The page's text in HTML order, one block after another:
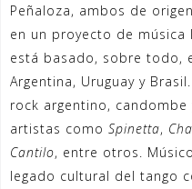
Peñaloza, ambos de
en un proyecto de
está basado, sobre todo,
Argentina, Uruguay y
rock argentino,
artistas como Spinetta,
Cantilo, entre otros.
legado cultural del tango